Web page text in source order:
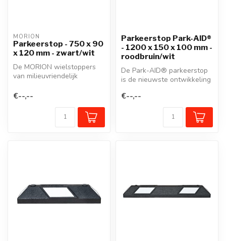
MORION
Parkeerstop - 750 x 90
x 120 mm - zwart/wit
De MORION wielstoppers
van milieuvriendelijk
een fron...
€--,--
Parkeerstop Park-AID®
- 1200 x 150 x 100 mm -
roodbruin/wit
De Park-AID® parkeerstop
is de nieuwste ontwikkeling
wielstop...
€--,--